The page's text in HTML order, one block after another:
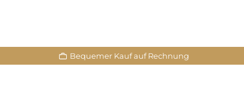
Bequemer Kauf auf Rechnung